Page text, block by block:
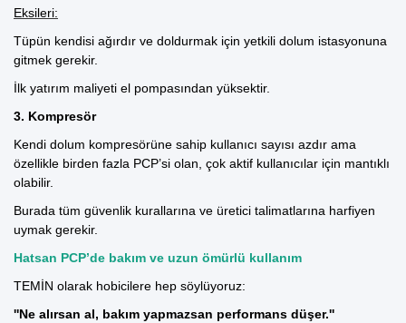
Eksileri:
Tüpün kendisi ağırdır ve doldurmak için yetkili dolum istasyonuna
gitmek gerekir.
İlk yatırım maliyeti el pompasından yüksektir.
3. Kompresör
Kendi dolum kompresörüne sahip kullanıcı sayısı azdır ama
özellikle birden fazla PCP’si olan, çok aktif kullanıcılar için mantıklı
olabilir.
Burada tüm güvenlik kurallarına ve üretici talimatlarına harfiyen
uymak gerekir.
Hatsan PCP’de bakım ve uzun ömürlü kullanım
TEMİN olarak hobicilere hep söylüyoruz:
''Ne alırsan al, bakım yapmazsan performans düşer.''